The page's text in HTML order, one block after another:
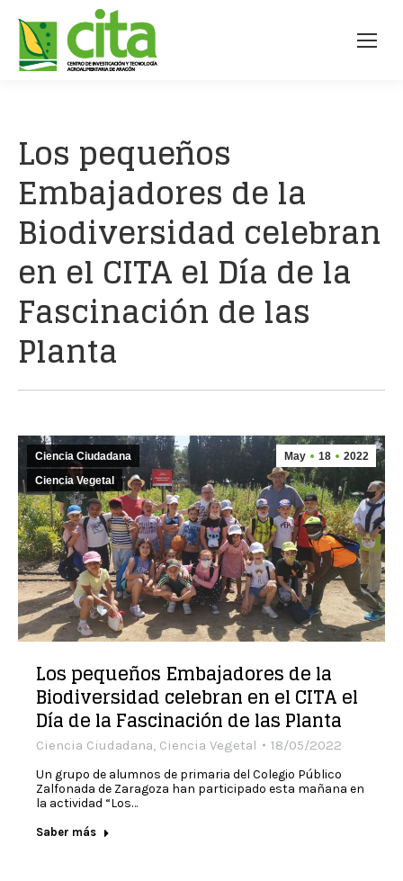
Los pequeños
Embajadores de la
Biodiversidad celebran
en el CITA el Día de la
Fascinación de las
Planta
May 18 2022
Ciencia Ciudadana
Ciencia Vegetal
Los pequeños Embajadores de la
Biodiversidad celebran en el CITA el
Día de la Fascinación de las Planta
Ciencia Ciudadana, Ciencia Vegetal 18/05/2022
Un grupo de alumnos de primaria del Colegio Público
Zalfonada de Zaragoza han participado esta mañana en
la actividad “Los…
Saber más